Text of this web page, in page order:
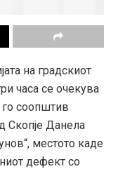
на градскиот
часа се очекува
го соопштив
Скопје Данела
местото каде
дефект со